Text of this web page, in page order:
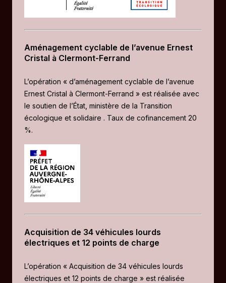
Aménagement cyclable de l’avenue Ernest
Cristal à Clermont-Ferrand
L’opération « d’aménagement cyclable de l’avenue
Ernest Cristal à Clermont-Ferrand » est réalisée avec
le soutien de l’État, ministère de la Transition
écologique et solidaire . Taux de cofinancement 20
%.
Acquisition de 34 véhicules lourds
électriques et 12 points de charge
L’opération « Acquisition de 34 véhicules lourds
électriques et 12 points de charge » est réalisée